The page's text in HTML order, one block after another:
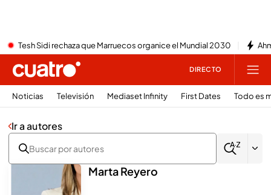
Tesh Sidi rechaza que Marruecos organice el Mundial 2030
DIRECTO
Noticias Televisión Mediaset Infinity First Dates Todo es
Ir a autores
Marta Reyero